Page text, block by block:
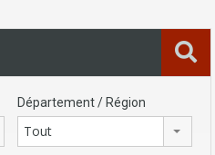
Département / Région
Tout